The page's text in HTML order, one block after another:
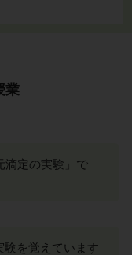
業
滴定の実験」で
験を覚えています